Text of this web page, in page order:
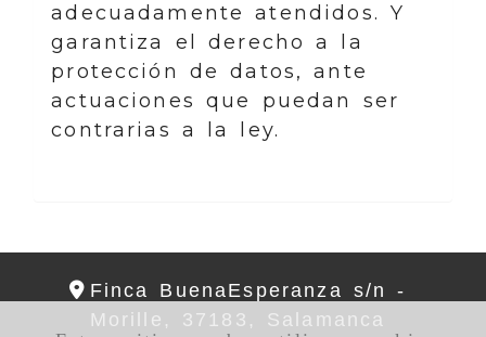
adecuadamente atendidos. Y
garantiza el derecho a la
protección de datos, ante
actuaciones que puedan ser
contrarias a la ley.
Finca BuenaEsperanza s/n -
Morille, 37183, Salamanca